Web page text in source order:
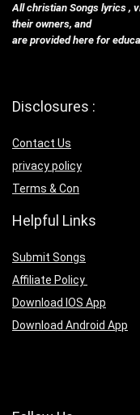
All christian Songs lyrics ,
their owners, and
are provided here for
Disclosures :
Contact Us
privacy policy
Terms & Con
Helpful Links
Submit Songs
Affiliate Policy
Download IOS App
Download Android App